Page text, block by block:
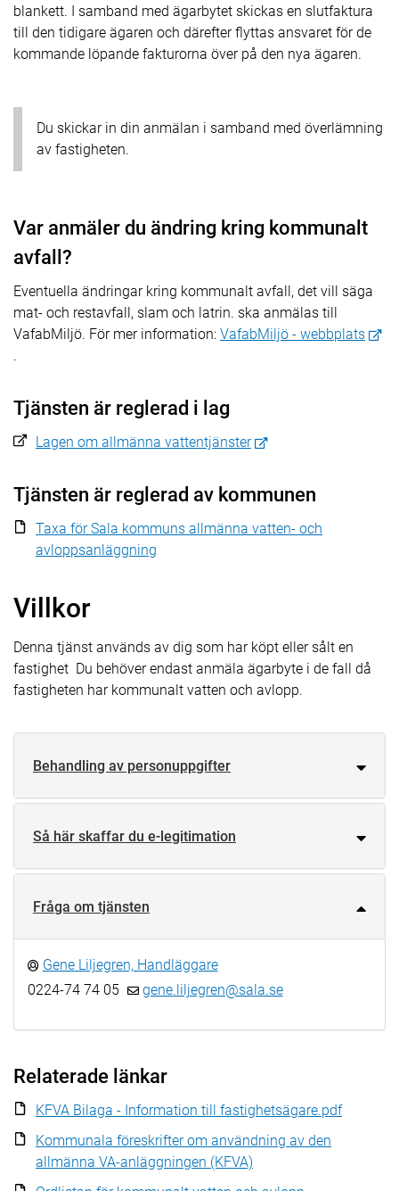
blankett. I samband med ägarbytet skickas en slutfaktura
till den tidigare ägaren och därefter flyttas ansvaret för de
kommande löpande fakturorna över på den nya ägaren.
Du skickar in din anmälan i samband med överlämning
av fastigheten.
Var anmäler du ändring kring kommunalt
avfall?
Eventuella ändringar kring kommunalt avfall, det vill säga
mat- och restavfall, slam och latrin. ska anmälas till
VafabMiljö. För mer information: VafabMiljö - webbplats
.
Tjänsten är reglerad i lag
Lagen om allmänna vattentjänster
Tjänsten är reglerad av kommunen
Taxa för Sala kommuns allmänna vatten- och
avloppsanläggning
Villkor
Denna tjänst används av dig som har köpt eller sålt en
fastighet Du behöver endast anmäla ägarbyte i de fall då
fastigheten har kommunalt vatten och avlopp.
Behandling av personuppgifter
Så här skaffar du e-legitimation
Fråga om tjänsten
Gene Liljegren, Handläggare
0224-74 74 05
gene.liljegren@sala.se
Relaterade länkar
KFVA Bilaga - Information till fastighetsägare.pdf
Kommunala föreskrifter om användning av den
allmänna VA-anläggningen (KFVA)